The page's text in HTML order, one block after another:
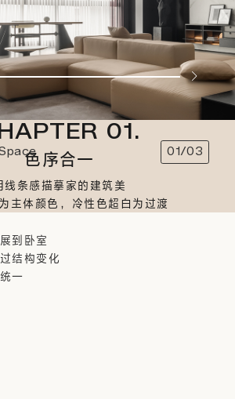
01.
色序合一
线条感描摹家的建筑美
主体颜色，冷性色超白为过渡
01/03
到卧室
结构变化
一